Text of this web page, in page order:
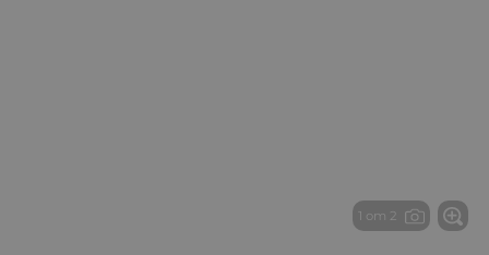
1 от 2